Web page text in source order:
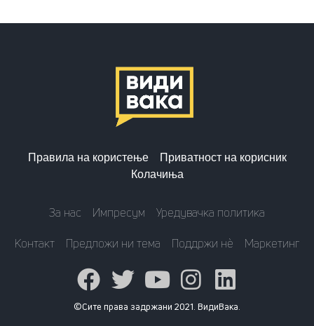
Правила на користење
Приватност на корисник
Колачиња
За нас Импресум
Уредувачка политика
Контакт
Предложи ни тема Поддржи нè Маркетинг
©Сите права задржани 2021. ВидиВака.